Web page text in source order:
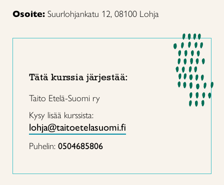
Osoite: Suurlohjankatu 12, 08100 Lohja
Tätä kurssia järjestää:
Taito Etelä-Suomi ry
Kysy lisää kurssista:
lohja@taitoetelasuomi.fi
Puhelin: 0504685806